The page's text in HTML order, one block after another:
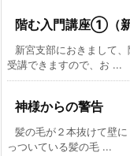
階む入門講座①（
新宮支部におきまして
受講できますので、お ...
神様からの警告
髪の毛が２本抜けて壁
っついている髪の毛 ...